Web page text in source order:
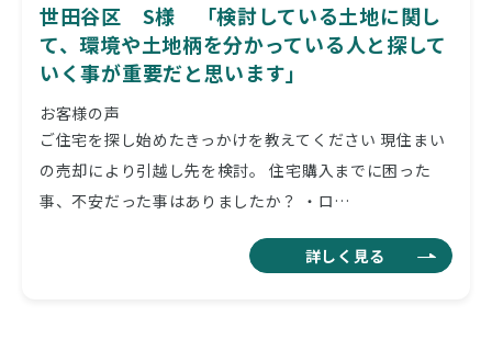
世田谷区 S様 「検討している土地に関し
て、環境や土地柄を分かっている人と探して
いく事が重要だと思います」
お客様の声
ご住宅を探し始めたきっかけを教えてください 現住まい
の売却により引越し先を検討。 住宅購入までに困った
事、不安だった事はありましたか？ ・ロ…
詳しく見る